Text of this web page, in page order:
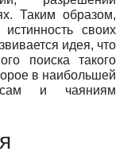
Таким образом,
своих
идея, что
поиска такого
в наибольшей
и чаяниям